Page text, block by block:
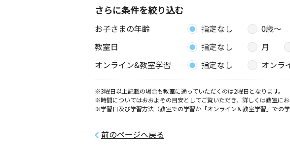
さらに条件を絞り込む
お子さまの年齢 指定なし 0歳〜
教室日
指定なし 月
オンライン&教室学習
指定なし オンラ
※3曜日以上記載の場合も教室に通っていただくのは2曜日となります。
※時間についてはおおよその目安としてご覧いただき、詳しくは教室に
※学習日及び学習方法（教室での学習か「オンライン＆教室学習」での
前のページへ戻る